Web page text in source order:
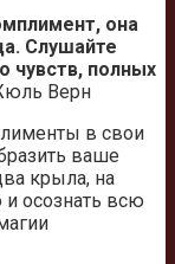
она
Слушайте
чувств, полных
Верн
в свои
ваше
крыла, на
осознать всю